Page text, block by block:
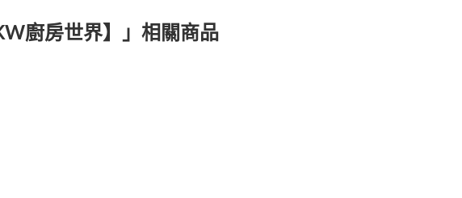
廚房世界】」相關商品